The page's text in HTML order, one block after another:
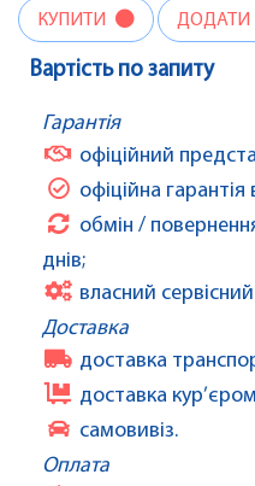
КУПИТИ ДОДАТИ
Вартість по запиту
Гарантія
офіційний
офіційна
обмін /
днів;
власний
Доставка
доставка
доставка
самовивіз.
Оплата